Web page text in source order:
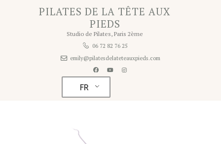
PILATES DE LA TÊTE AUX
PIEDS
Studio de Pilates, Paris 2ème
06 72 82 76 25
emily@pilatesdelateteauxpieds.com
FR
PILATES DE LA TÊTE AUX PIEDS
Studio de Pilates à Paris 2ème
Home
Tarifs
Planning
Contact